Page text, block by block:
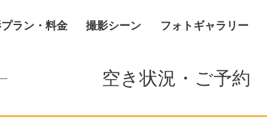
ラン・料金 撮影シーン フォトギャラリー
空き状況・ご予約